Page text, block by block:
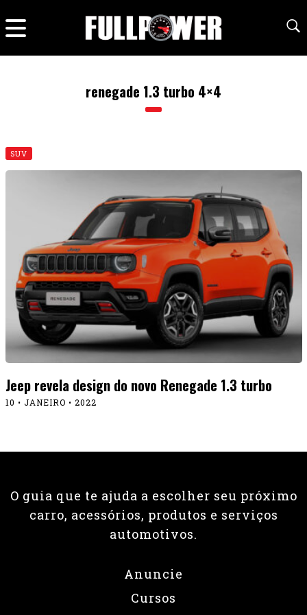
renegade 1.3 turbo 4×4
SUV
Jeep revela design do novo Renegade 1.3 turbo
10 • JANEIRO • 2022
O guia que te ajuda a escolher seu próximo
carro, acessórios, produtos e serviços
automotivos.
Anuncie
Cursos